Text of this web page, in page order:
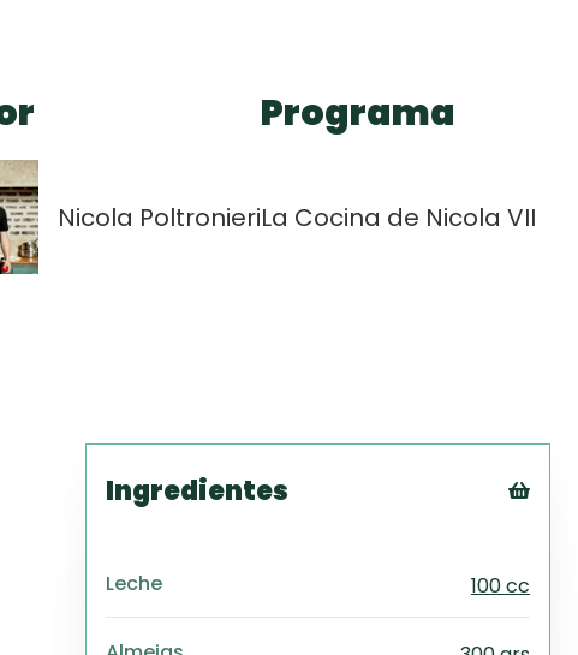
Nicola Poltronieri
Programa
La Cocina de Nicola VII
Ingredientes
PDF
Excel
Leche 100 cc